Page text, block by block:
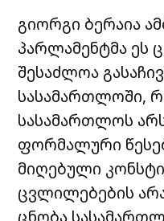
გიორგი ბერაია
პარლამენტმა ეს
შესაძლოა
სასამართლოში,
სასამართლოს
ფორმალური
მიღებული
ცვლილებების